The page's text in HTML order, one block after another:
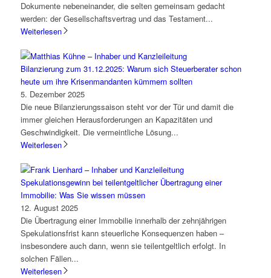
Dokumente nebeneinander, die selten gemeinsam gedacht
werden: der Gesellschaftsvertrag und das Testament...
Weiterlesen
Bilanzierung zum 31.12.2025: Warum sich Steuerberater schon
heute um ihre Krisenmandanten kümmern sollten
5. Dezember 2025
Die neue Bilanzierungssaison steht vor der Tür und damit die
immer gleichen Herausforderungen an Kapazitäten und
Geschwindigkeit. Die vermeintliche Lösung...
Weiterlesen
Spekulationsgewinn bei teilentgeltlicher Übertragung einer
Immobilie: Was Sie wissen müssen
12. August 2025
Die Übertragung einer Immobilie innerhalb der zehnjährigen
Spekulationsfrist kann steuerliche Konsequenzen haben –
insbesondere auch dann, wenn sie teilentgeltlich erfolgt. In
solchen Fällen...
Weiterlesen